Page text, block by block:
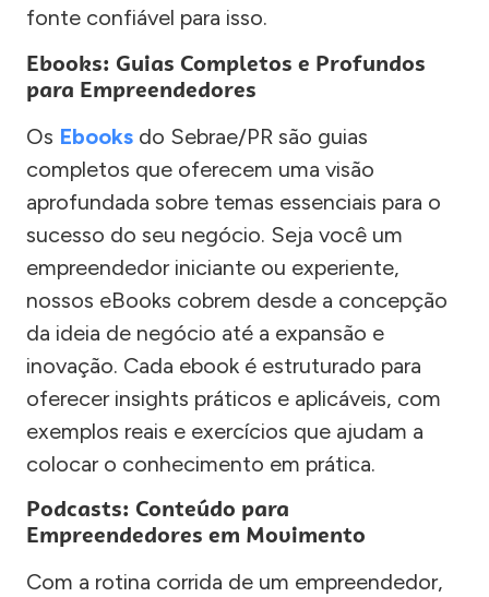
fonte confiável para isso.
Ebooks: Guias Completos e Profundos
para Empreendedores
Os Ebooks do Sebrae/PR são guias
completos que oferecem uma visão
aprofundada sobre temas essenciais para o
sucesso do seu negócio. Seja você um
empreendedor iniciante ou experiente,
nossos eBooks cobrem desde a concepção
da ideia de negócio até a expansão e
inovação. Cada ebook é estruturado para
oferecer insights práticos e aplicáveis, com
exemplos reais e exercícios que ajudam a
colocar o conhecimento em prática.
Podcasts: Conteúdo para
Empreendedores em Movimento
Com a rotina corrida de um empreendedor,